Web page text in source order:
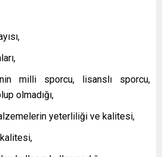
milli sporcu, lisanslı sporcu,
olmadığı,
yeterliliği ve kalitesi,
kalitesi,